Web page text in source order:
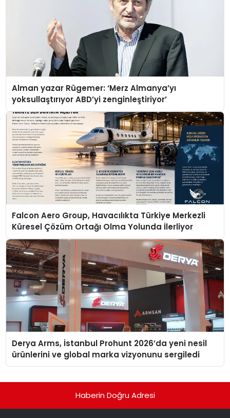
Alman yazar Rügemer: ‘Merz Almanya’yı
yoksullaştırıyor ABD’yi zenginleştiriyor’
Falcon Aero Group, Havacılıkta Türkiye Merkezli
Küresel Çözüm Ortağı Olma Yolunda İlerliyor
Derya Arms, İstanbul Prohunt 2026’da yeni nesil
ürünlerini ve global marka vizyonunu sergiledi
Haberin Doğru Adresi